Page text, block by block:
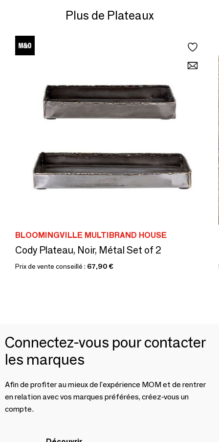
Plus de Plateaux
BLOOMINGVILLE MULTIBRAND HOUSE
Cody Plateau, Noir, Métal Set of 2
Prix de vente conseillé : 67,90 €
Connectez-vous pour contacter
les marques
Afin de profiter au mieux de l'expérience MOM et de rentrer
en relation avec vos marques préférées, créez-vous un
compte.